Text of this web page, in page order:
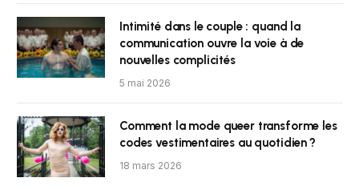
Intimité dans le couple : quand la
communication ouvre la voie à de
nouvelles complicités
5 mai 2026
Comment la mode queer transforme les
codes vestimentaires au quotidien ?
18 mars 2026